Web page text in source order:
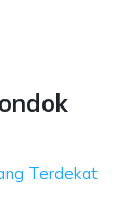
Terdekat